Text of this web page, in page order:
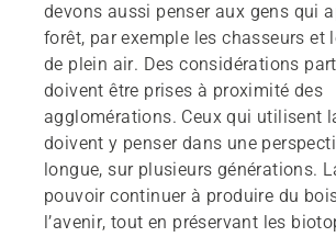
devons aussi penser aux gens qui
forêt, par exemple les chasseurs et
de plein air. Des considérations
doivent être prises à proximité des
agglomérations. Ceux qui utilisent
doivent y penser dans une
longue, sur plusieurs générations.
pouvoir continuer à produire du
l’avenir, tout en préservant les